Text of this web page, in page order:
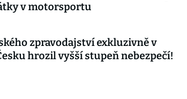
v motorsportu
zpravodajství exkluzivně v
hrozil vyšší stupeň nebezpečí!